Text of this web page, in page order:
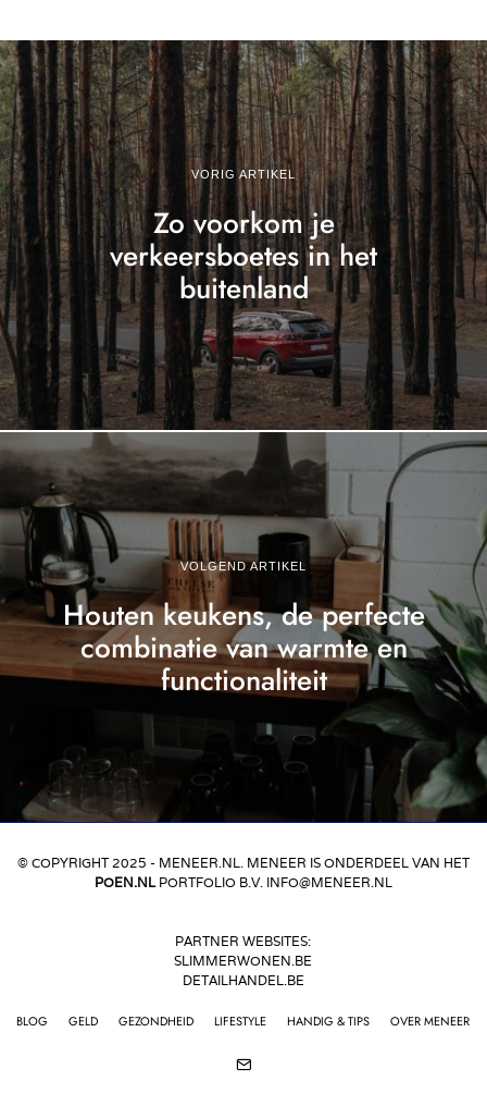
VORIG ARTIKEL
Zo voorkom je
verkeersboetes in het
buitenland
VOLGEND ARTIKEL
Houten keukens, de perfecte
combinatie van warmte en
functionaliteit
© COPYRIGHT 2025 - MENEER.NL. MENEER IS ONDERDEEL VAN HET
POEN.NLPORTFOLIO B.V. INFO@MENEER.NL
PARTNER WEBSITES:
SLIMMERWONEN.BE
DETAILHANDEL.BE
BLOG GELD GEZONDHEID LIFESTYLE HANDIG & TIPS OVER MENEER